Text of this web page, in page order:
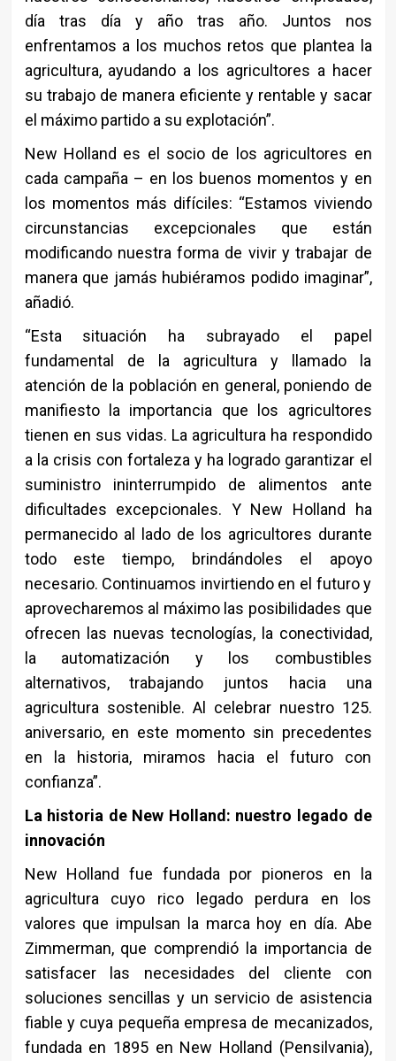
día tras día y año tras año. Juntos nos
enfrentamos a los muchos retos que plantea la
agricultura, ayudando a los agricultores a hacer
su trabajo de manera eficiente y rentable y sacar
el máximo partido a su explotación”.
New Holland es el socio de los agricultores en
cada campaña – en los buenos momentos y en
los momentos más difíciles: “Estamos viviendo
circunstancias excepcionales que están
modificando nuestra forma de vivir y trabajar de
manera que jamás hubiéramos podido imaginar”,
añadió.
“Esta situación ha subrayado el papel
fundamental de la agricultura y llamado la
atención de la población en general, poniendo de
manifiesto la importancia que los agricultores
tienen en sus vidas. La agricultura ha respondido
a la crisis con fortaleza y ha logrado garantizar el
suministro ininterrumpido de alimentos ante
dificultades excepcionales. Y New Holland ha
permanecido al lado de los agricultores durante
todo este tiempo, brindándoles el apoyo
necesario. Continuamos invirtiendo en el futuro y
aprovecharemos al máximo las posibilidades que
ofrecen las nuevas tecnologías, la conectividad,
la automatización y los combustibles
alternativos, trabajando juntos hacia una
agricultura sostenible. Al celebrar nuestro 125.
aniversario, en este momento sin precedentes
en la historia, miramos hacia el futuro con
confianza”.
La historia de New Holland: nuestro legado de
innovación
New Holland fue fundada por pioneros en la
agricultura cuyo rico legado perdura en los
valores que impulsan la marca hoy en día. Abe
Zimmerman, que comprendió la importancia de
satisfacer las necesidades del cliente con
soluciones sencillas y un servicio de asistencia
fiable y cuya pequeña empresa de mecanizados,
fundada en 1895 en New Holland (Pensilvania),